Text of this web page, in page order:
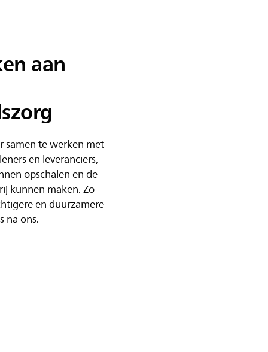
aan
samen te werken met
en leveranciers,
opschalen en de
kunnen maken. Zo
en duurzamere
na ons.